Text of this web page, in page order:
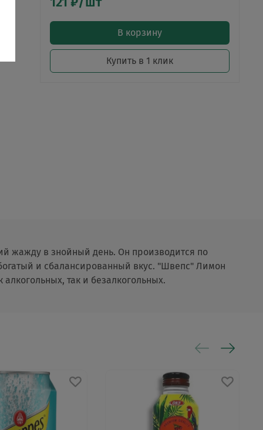
В корзину
Купить в 1 клик
жажду в знойный день. Он производится по
и сбалансированный вкус. "Швепс" Лимон
так и безалкогольных.